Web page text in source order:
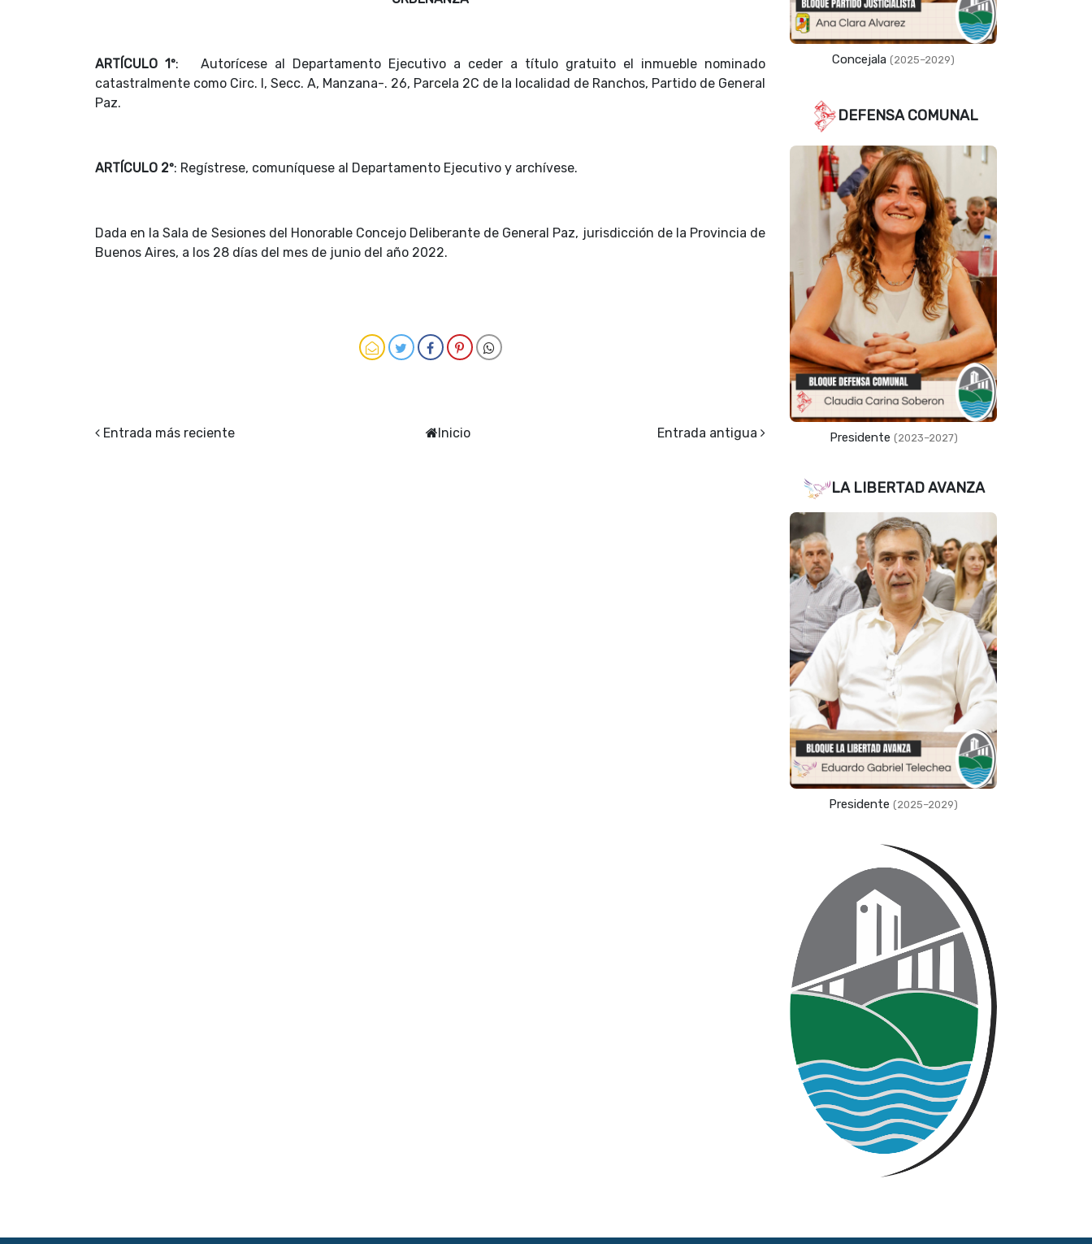
ARTÍCULO 1º: Autorícese al Departamento Ejecutivo a ceder a título gratuito el inmueble nominado
catastralmente como Circ. I, Secc. A, Manzana-. 26, Parcela 2C de la localidad de Ranchos, Partido de General
Paz.
ARTÍCULO 2º: Regístrese, comuníquese al Departamento Ejecutivo y archívese.
Dada en la Sala de Sesiones del Honorable Concejo Deliberante de General Paz, jurisdicción de la Provincia de
Buenos Aires, a los 28 días del mes de junio del año 2022.
Entrada más reciente Entrada antigua
Inicio
Concejala (2025–2029)
DEFENSA COMUNAL
Presidente (2023–2027)
LA LIBERTAD AVANZA
Presidente (2025–2029)